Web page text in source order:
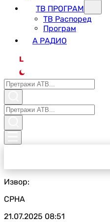
ТВ ПРОГРАМ
ТВ Распоред
Програм
А РАДИО
L
Извор:
СРНА
21.07.2025 08:51